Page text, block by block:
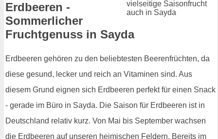
Erdbeeren -
Sommerlicher
Fruchtgenuss in Sayda
Erdbeeren gehören zu den beliebtesten Beerenfrüchten, da
diese gesund, lecker und reich an Vitaminen sind. Aus
diesem Grund eignen sich Erdbeeren perfekt für einen Snack
- gerade im Büro in Sayda. Die Saison für Erdbeeren ist in
Deutschland relativ kurz. Von Mai bis September wachsen
die Erdbeeren auf unseren heimischen Feldern. Bereits im